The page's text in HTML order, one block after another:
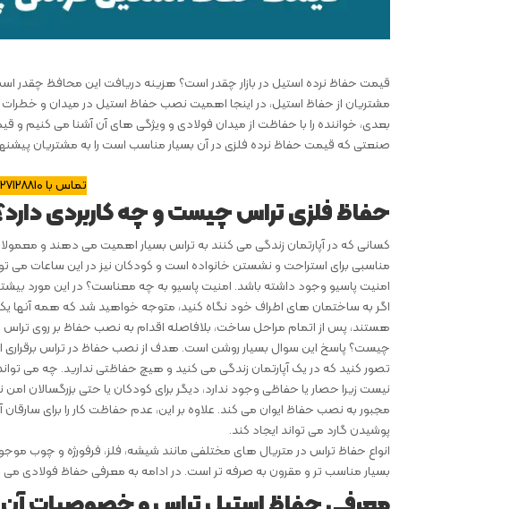
قیمت حفاظ نرده استیل در بازار چقدر است؟ هزینه دریافت این محافظ چقدر
مشتریان از حفاظ استیل، در اینجا اهمیت نصب حفاظ استیل در میدان و خطرات
بعدی، خواننده را با حفاظت از میدان فولادی و ویژگی های آن آشنا می کنیم و
صنعتی که قیمت حفاظ نرده فلزی در آن بسیار مناسب است را به مشتریان
تماس با 09127128810
حفاظ فلزی تراس چیست و چه کاربردی دارد
کسانی که در آپارتمان زندگی می کنند به تراس بسیار اهمیت می دهند و
مناسبی برای استراحت و نشستن خانواده است و کودکان نیز در این ساعات می
امنیت پاسیو وجود داشته باشد. امنیت پاسیو به چه معناست؟ در این مورد
اگر به ساختمان های اطراف خود نگاه کنید، متوجه خواهید شد که همه آنها
هستند، پس از اتمام مراحل ساخت، بلافاصله اقدام به نصب حفاظ بر روی تراس
چیست؟ پاسخ این سوال بسیار روشن است. هدف از نصب حفاظ در تراس برقراری
تصور کنید که در یک آپارتمان زندگی می کنید و هیچ حفاظتی ندارید. چه می
نیست زیرا حصار یا حفاظی وجود ندارد، دیگر برای کودکان یا حتی بزرگسالان
مجبور به نصب حفاظ ایوان می کند. علاوه بر این، عدم حفاظت کار را برای
پوشیدن گارد می تواند ایجاد کند.
انواع حفاظ تراس در متریال های مختلفی مانند شیشه، فلز، فرفورژه و چوب
بسیار مناسب تر و مقرون به صرفه تر است. در ادامه به معرفی حفاظ فولادی می